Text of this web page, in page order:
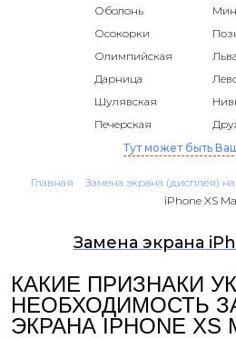
Оболонь
Осокорки
Олимпийская
Дарница
Шулявская
Печерская
Тут может быть
Главная Замена экрана (дисплея)
iPhone XS
Замена экрана
КАКИЕ ПРИЗНАКИ
НЕОБХОДИМОСТЬ
ЭКРАНА IPHONE XS